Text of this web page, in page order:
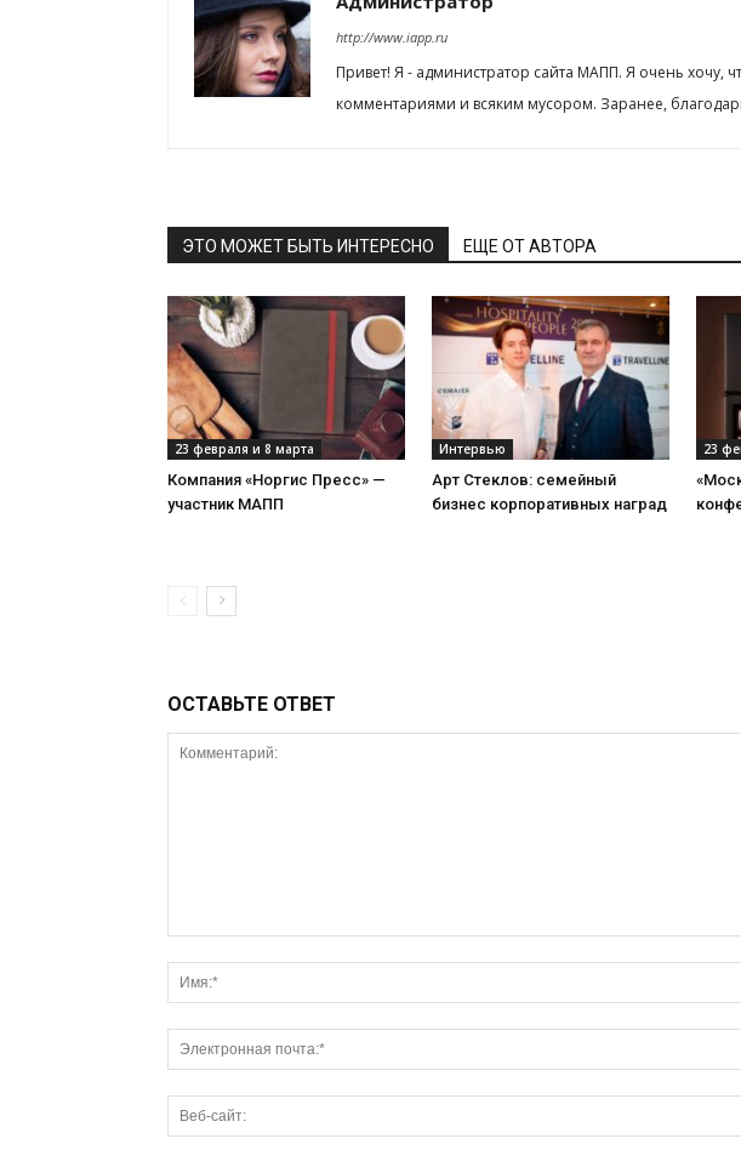
http://www.iapp.ru
Привет! Я - администратор сайта МАПП. Я очень
комментариями и всяким мусором. Заранее,
ЭТО МОЖЕТ БЫТЬ ИНТЕРЕСНО ЕЩЕ ОТ АВТОРА
23 февраля и 8 марта
Компания «Норгис Пресс» —
участник МАПП
Интервью
Арт Стеклов: семейный
бизнес корпоративных наград
23
ОСТАВЬТЕ ОТВЕТ